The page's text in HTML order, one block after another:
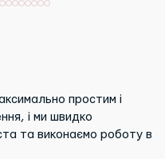
простим і
і ми швидко
та виконаємо роботу в